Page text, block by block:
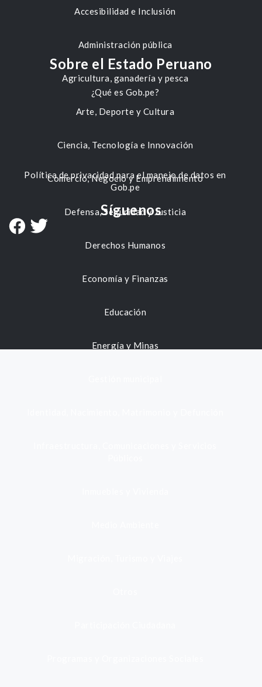
Accesibilidad e Inclusión
Administración pública
Agricultura, ganadería y pesca
Arte, Deporte y Cultura
Ciencia, Tecnología e Innovación
Comercio, Negocio y Emprendimiento
Defensa, Seguridad y Justicia
Derechos Humanos
Economía y Finanzas
Educación
Energía y Minas
Sobre el Estado Peruano
¿Qué es Gob.pe?
Política de privacidad para el manejo de datos en
Gob.pe
Síguenos